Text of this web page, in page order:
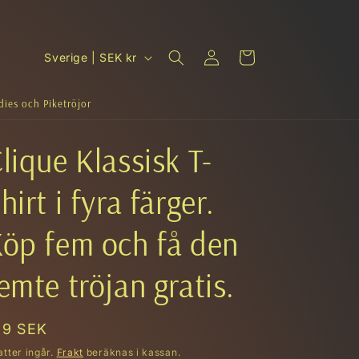
n
/
R
e
i
o
n
Sverige | SEK kr
Logga
Varukorg
och Piketröjor
Klassisk T-
i fyra färger.
fem och få den
tröjan gratis.
SEK
ingår. Frakt beräknas i kassan.